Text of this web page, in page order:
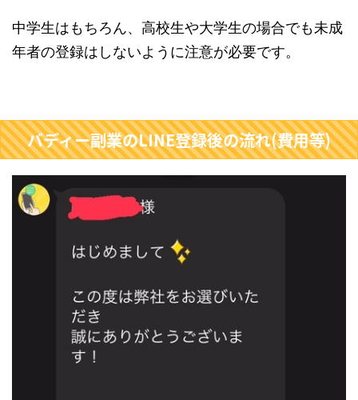
中学生はもちろん、高校生や大学生の場合でも未成
年者の登録はしないように注意が必要です。
バディー副業のLINE登録後の流れ(費用等)